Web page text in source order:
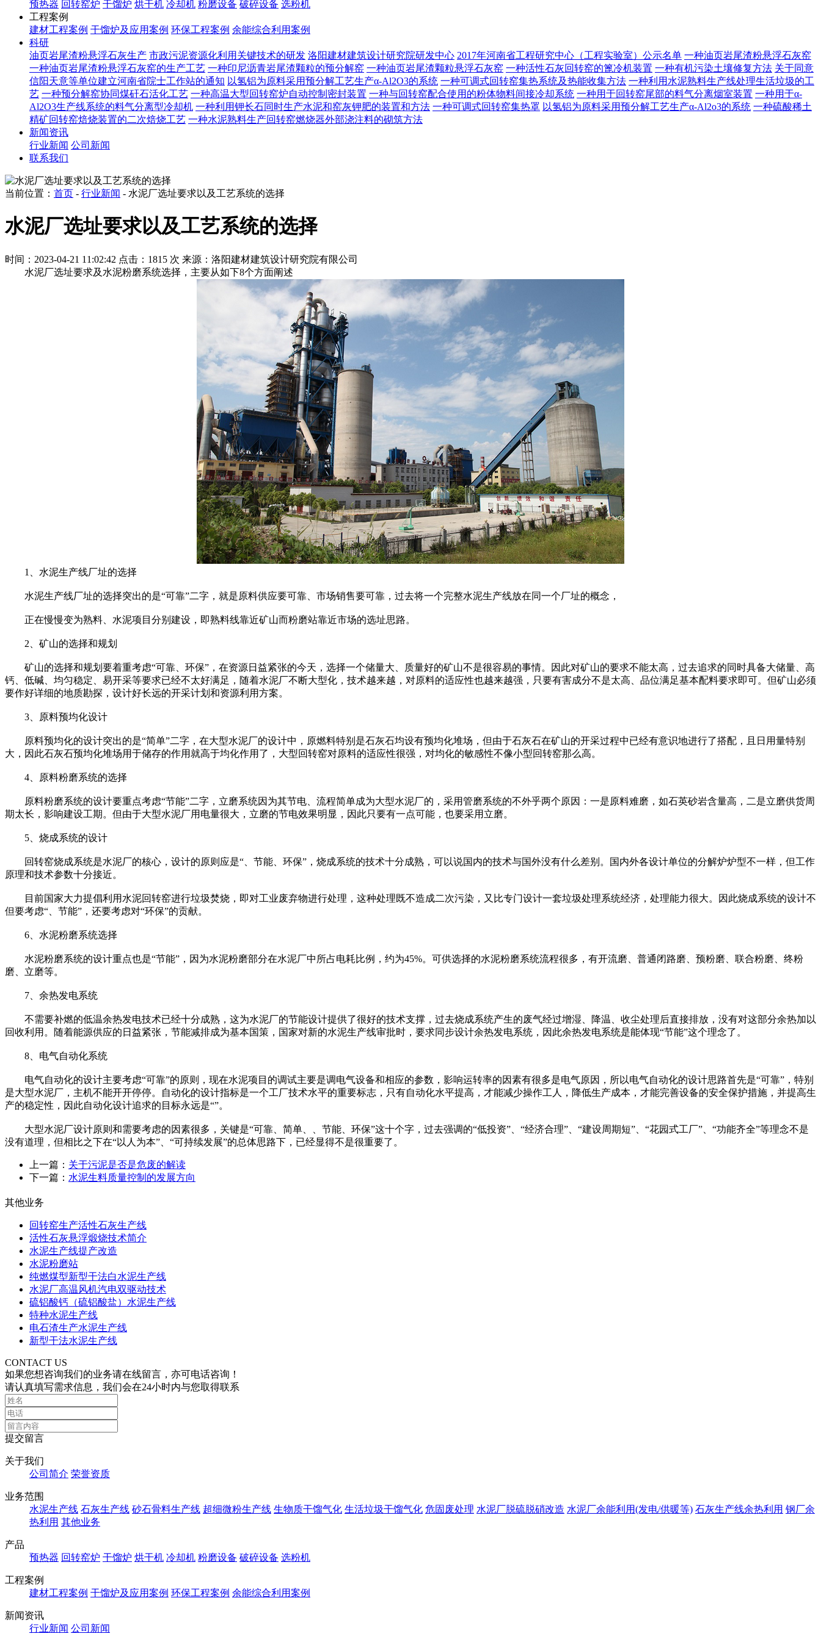
预热器 回转窑炉 干馏炉 烘干机 冷却机 粉磨设备 破碎设备 选粉机
工程案例
建材工程案例 干馏炉及应用案例 环保工程案例 余能综合利用案例
科研
油页岩尾渣粉悬浮石灰生产 市政污泥资源化利用关键技术的研发 洛阳建材建筑设计研究院研发中心 2017年河南省工程研究中心（工程实验室）公示名单 一种油页岩尾渣粉悬浮石灰窑
一种油页岩尾渣粉悬浮石灰窑的生产工艺 一种印尼沥青岩尾渣颗粒的预分解窑 一种油页岩尾渣颗粒悬浮石灰窑 一种活性石灰回转窑的篦冷机装置 一种有机污染土壤修复方法 关于同意
信阳天意等单位建立河南省院士工作站的通知 以氢铝为原料采用预分解工艺生产α-Al2O3的系统 一种可调式回转窑集热系统及热能收集方法 一种利用水泥熟料生产线处理生活垃圾的工
艺 一种预分解窑协同煤矸石活化工艺 一种高温大型回转窑炉自动控制密封装置 一种与回转窑配合使用的粉体物料间接冷却系统 一种用于回转窑尾部的料气分离烟室装置 一种用于α-
Al2O3生产线系统的料气分离型冷却机 一种利用钾长石同时生产水泥和窑灰钾肥的装置和方法 一种可调式回转窑集热罩 以氢铝为原料采用预分解工艺生产α-Al2o3的系统 一种硫酸稀土
精矿回转窑焙烧装置的二次焙烧工艺 一种水泥熟料生产回转窑燃烧器外部浇注料的砌筑方法
新闻资讯
行业新闻 公司新闻
联系我们
当前位置： 首页 - 行业新闻 - 水泥厂选址要求以及工艺系统的选择
水泥厂选址要求以及工艺系统的选择
时间：2023-04-21 11:02:42 点击：1815 次 来源：洛阳建材建筑设计研究院有限公司
水泥厂选址要求及水泥粉磨系统选择，主要从如下8个方面阐述
1、水泥生产线厂址的选择
水泥生产线厂址的选择突出的是“可靠”二字，就是原料供应要可靠、市场销售要可靠，过去将一个完整水泥生产线放在同一个厂址的概念，
正在慢慢变为熟料、水泥项目分别建设，即熟料线靠近矿山而粉磨站靠近市场的选址思路。
2、矿山的选择和规划
矿山的选择和规划要着重考虑“可靠、环保”，在资源日益紧张的今天，选择一个储量大、质量好的矿山不是很容易的事情。因此对矿山的要求不能太高，过去追求的同时具备大储量、高
钙、低碱、均匀稳定、易开采等要求已经不太好满足，随着水泥厂不断大型化，技术越来越，对原料的适应性也越来越强，只要有害成分不是太高、品位满足基本配料要求即可。但矿山必须
要作好详细的地质勘探，设计好长远的开采计划和资源利用方案。
3、原料预均化设计
原料预均化的设计突出的是“简单”二字，在大型水泥厂的设计中，原燃料特别是石灰石均设有预均化堆场，但由于石灰石在矿山的开采过程中已经有意识地进行了搭配，且日用量特别
大，因此石灰石预均化堆场用于储存的作用就高于均化作用了，大型回转窑对原料的适应性很强，对均化的敏感性不像小型回转窑那么高。
4、原料粉磨系统的选择
原料粉磨系统的设计要重点考虑“节能”二字，立磨系统因为其节电、流程简单成为大型水泥厂的，采用管磨系统的不外乎两个原因：一是原料难磨，如石英砂岩含量高，二是立磨供货周
期太长，影响建设工期。但由于大型水泥厂用电量很大，立磨的节电效果明显，因此只要有一点可能，也要采用立磨。
5、烧成系统的设计
回转窑烧成系统是水泥厂的核心，设计的原则应是“、节能、环保”，烧成系统的技术十分成熟，可以说国内的技术与国外没有什么差别。国内外各设计单位的分解炉炉型不一样，但工作
原理和技术参数十分接近。
目前国家大力提倡利用水泥回转窑进行垃圾焚烧，即对工业废弃物进行处理，这种处理既不造成二次污染，又比专门设计一套垃圾处理系统经济，处理能力很大。因此烧成系统的设计不
但要考虑“、节能”，还要考虑对“环保”的贡献。
6、水泥粉磨系统选择
水泥粉磨系统的设计重点也是“节能”，因为水泥粉磨部分在水泥厂中所占电耗比例，约为45%。可供选择的水泥粉磨系统流程很多，有开流磨、普通闭路磨、预粉磨、联合粉磨、终粉
磨、立磨等。
7、余热发电系统
不需要补燃的低温余热发电技术已经十分成熟，这为水泥厂的节能设计提供了很好的技术支撑，过去烧成系统产生的废气经过增湿、降温、收尘处理后直接排放，没有对这部分余热加以
回收利用。随着能源供应的日益紧张，节能减排成为基本国策，国家对新的水泥生产线审批时，要求同步设计余热发电系统，因此余热发电系统是能体现“节能”这个理念了。
8、电气自动化系统
电气自动化的设计主要考虑“可靠”的原则，现在水泥项目的调试主要是调电气设备和相应的参数，影响运转率的因素有很多是电气原因，所以电气自动化的设计思路首先是“可靠”，特别
是大型水泥厂，主机不能开开停停。自动化的设计指标是一个工厂技术水平的重要标志，只有自动化水平提高，才能减少操作工人，降低生产成本，才能完善设备的安全保护措施，并提高生
产的稳定性，因此自动化设计追求的目标永远是“”。
大型水泥厂设计原则和需要考虑的因素很多，关键是“可靠、简单、、节能、环保”这十个字，过去强调的“低投资”、“经济合理”、“建设周期短”、“花园式工厂”、“功能齐全”等理念不是
没有道理，但相比之下在“以人为本”、“可持续发展”的总体思路下，已经显得不是很重要了。
上一篇： 关于污泥是否是危废的解读
下一篇： 水泥生料质量控制的发展方向
其他业务
回转窑生产活性石灰生产线
活性石灰悬浮煅烧技术简介
水泥生产线提产改造
水泥粉磨站
纯燃煤型新型干法白水泥生产线
水泥厂高温风机汽电双驱动技术
硫铝酸钙（硫铝酸盐）水泥生产线
特种水泥生产线
电石渣生产水泥生产线
新型干法水泥生产线
CONTACT US
如果您想咨询我们的业务请在线留言，亦可电话咨询！
请认真填写需求信息，我们会在24小时内与您取得联系
提交留言
关于我们
公司简介 荣誉资质
业务范围
水泥生产线 石灰生产线 砂石骨料生产线 超细微粉生产线 生物质干馏气化 生活垃圾干馏气化 危固废处理 水泥厂脱硫脱硝改造 水泥厂余能利用(发电/供暖等) 石灰生产线余热利用 钢厂余
热利用 其他业务
产品
预热器 回转窑炉 干馏炉 烘干机 冷却机 粉磨设备 破碎设备 选粉机
工程案例
建材工程案例 干馏炉及应用案例 环保工程案例 余能综合利用案例
新闻资讯
行业新闻 公司新闻